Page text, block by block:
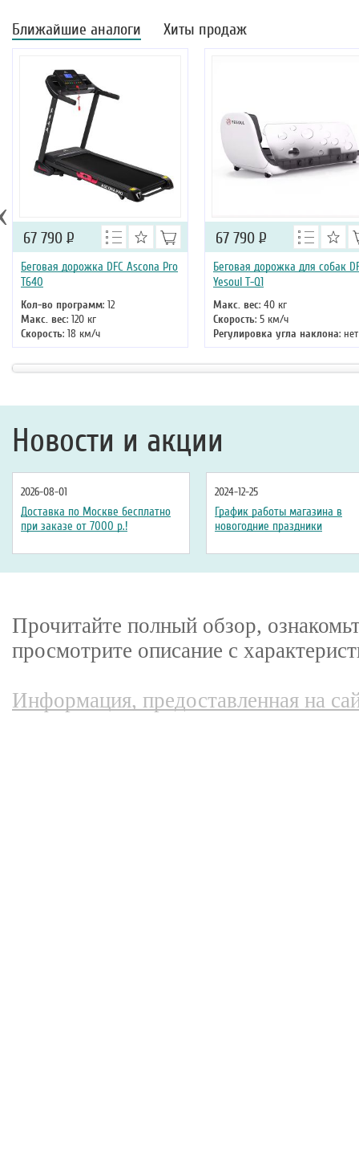
Ближайшие аналоги Хиты продаж
Беговая дорожка DFC Ascona Pro
T640
Кол-во программ: 12
Макс. вес: 120 кг
Скорость: 18 км/ч
Мощность двигателя: 3 л.с.
Регулировка угла наклона:
автоматическая
67 790 Р
Беговая дорожка для собак
Yesoul T-Q1
Макс. вес: 40 кг
Скорость: 5 км/ч
Регулировка угла наклона: нет
Длина бегового полотна: 85 см
67 790 Р
Новости и акции
2026-08-01
Доставка по Москве бесплатно
при заказе от 7000 р.!
2024-12-25
График работы магазина в
новогодние праздники
Прочитайте полный обзор,
просмотрите описание с
Информация, предоставленная на